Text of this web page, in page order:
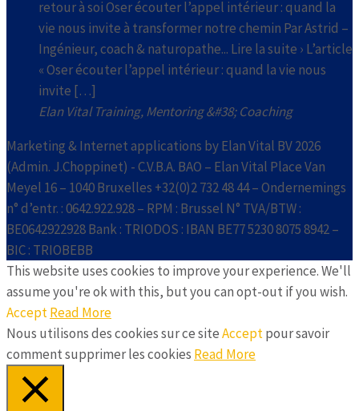
retour à soi Oser écouter l’appel intérieur : quand la
vie nous invite à transformer notre chemin Par Astrid –
Ingénieur, coach & naturopathe... Lire la suite › L’article
« Oser écouter l’appel intérieur : quand la vie nous
invite […]
Elan Vital Training, Mentoring &#38; Coaching
Marketing & Internet applications by Elan Vital BV 2026
(Admin. J.Choppinet) - C.V.B.A. BAO – Elan Vital Place Van
Meyel 16 – 1040 Bruxelles +32(0)2 732 48 44 – Ondernemings
n° d’entr. : 0642.922.928 – RPM : Brussel N° TVA/BTW :
BE0642922928 Bank : TRIODOS : IBAN BE77 5230 8075 8942 –
BIC : TRIOBEBB
This website uses cookies to improve your experience. We'll
assume you're ok with this, but you can opt-out if you wish.
AcceptRead More
Nous utilisons des cookies sur ce siteAcceptpour savoir
comment supprimer les cookies Read More